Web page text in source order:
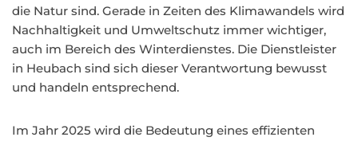
die Natur sind. Gerade in Zeiten des Klimawandels wird
Nachhaltigkeit und Umweltschutz immer wichtiger,
auch im Bereich des Winterdienstes. Die Dienstleister
in Heubach sind sich dieser Verantwortung bewusst
und handeln entsprechend.
Im Jahr 2025 wird die Bedeutung eines effizienten